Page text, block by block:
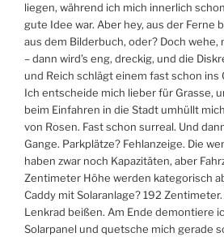
liegen, während ich mich innerlich
gute Idee war. Aber hey, aus der Ferne
aus dem Bilderbuch, oder? Doch
– dann wird’s eng, dreckig, und die
und Reich schlägt einem fast schon ins
Ich entscheide mich lieber für Grasse,
beim Einfahren in die Stadt umhüllt
von Rosen. Fast schon surreal. Und
Gange. Parkplätze? Fehlanzeige. Die
haben zwar noch Kapazitäten, aber
Zentimeter Höhe werden kategorisch
Caddy mit Solaranlage? 192
Lenkrad beißen. Am Ende demontiere
Solarpanel und quetsche mich gerade